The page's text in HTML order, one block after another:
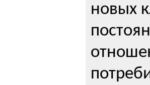
новых